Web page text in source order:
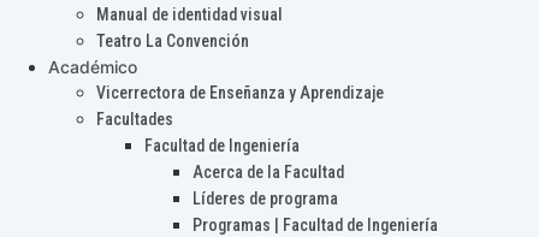
Manual de identidad visual
Teatro La Convención
Académico
Vicerrectora de Enseñanza y Aprendizaje
Facultades
Facultad de Ingeniería
Acerca de la Facultad
Líderes de programa
Programas | Facultad de Ingeniería